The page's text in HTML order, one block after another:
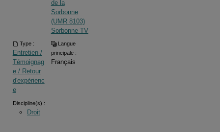
de la
Sorbonne
(UMR 8103)
Sorbonne TV
Type :
Entretien /
Témoignag
e / Retour
d'expérienc
e
Langue
principale :
Français
Discipline(s) :
Droit